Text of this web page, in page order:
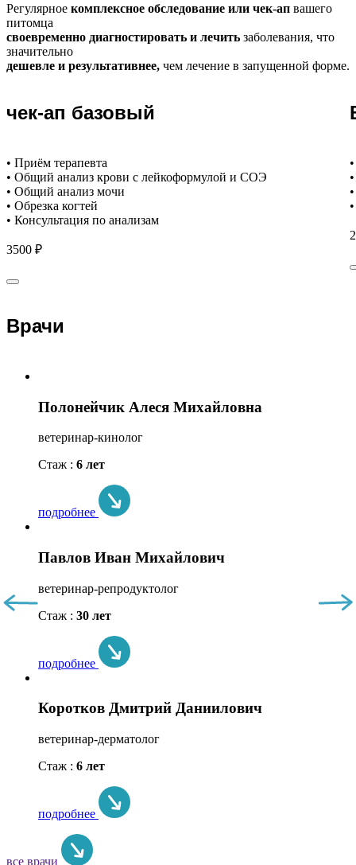
Регулярное комплексное обследование или чек-ап вашего
питомца
своевременно диагностировать и лечить заболевания, что
значительно
дешевле и результативнее, чем лечение в запущенной форме.
чек-ап базовый
• Приём терапевта
• Общий анализ крови с лейкоформулой и СОЭ
• Общий анализ мочи
• Обрезка когтей
• Консультация по анализам
3500 ₽
Врачи
Полонейчик Алеся Михайловна
ветеринар-кинолог
Стаж : 6 лет
подробнее
Павлов Иван Михайлович
ветеринар-репродуктолог
Стаж : 30 лет
подробнее
Коротков Дмитрий Даниилович
ветеринар-дерматолог
Стаж : 6 лет
подробнее
все врачи